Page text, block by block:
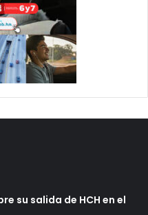
su salida de HCH en el